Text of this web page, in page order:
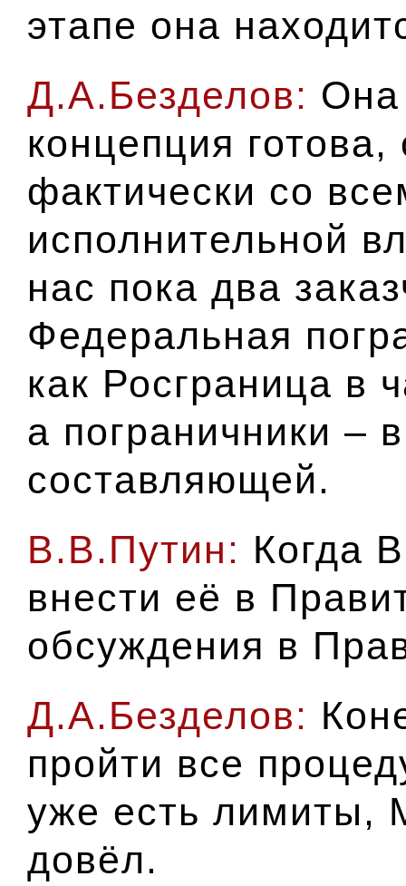
этапе она
Д.А.Безделов: Она
концепция готова,
фактически со
исполнительной
нас пока два
Федеральная
как Росграница в
а пограничники –
составляющей.
В.В.Путин: Когда
внести её в
обсуждения в
Д.А.Безделов:
пройти все
уже есть лимиты,
довёл.